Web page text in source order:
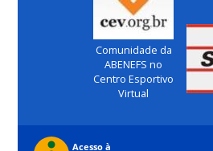
Comunidade da
ABENEFS no
Centro Esportivo
Virtual